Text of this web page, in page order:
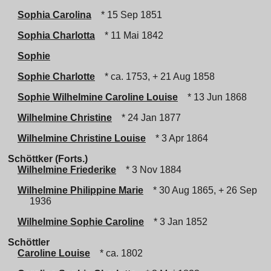
Sophia Carolina
* 15 Sep 1851
Sophia Charlotta
* 11 Mai 1842
Sophie
Sophie Charlotte
* ca. 1753, + 21 Aug 1858
Sophie Wilhelmine Caroline Louise
* 13 Jun 1868
Wilhelmine Christine
* 24 Jan 1877
Wilhelmine Christine Louise
* 3 Apr 1864
Schöttker (Forts.)
Wilhelmine Friederike
* 3 Nov 1884
Wilhelmine Philippine Marie
* 30 Aug 1865, + 26 Sep
1936
Wilhelmine Sophie Caroline
* 3 Jan 1852
Schöttler
Caroline Louise
* ca. 1802